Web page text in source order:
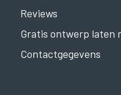
Reviews
Gratis ontwerp laten
Contactgegevens